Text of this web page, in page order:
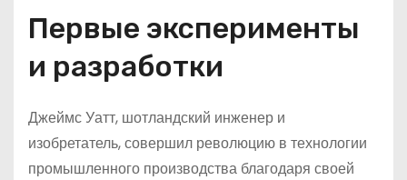
Первые эксперименты
и разработки
Джеймс Уатт, шотландский инженер и
изобретатель, совершил революцию в технологии
промышленного производства благодаря своей